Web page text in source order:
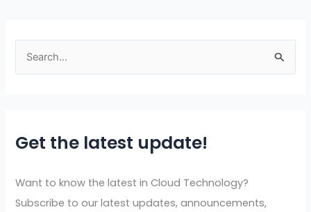
e
c
f
o
Get the latest update!
Want to know the latest in Cloud Technology?
Subscribe to our latest updates, announcements,